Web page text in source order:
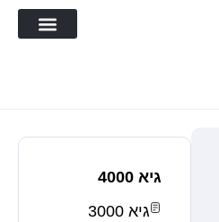
גיא 4000
גיא 3000